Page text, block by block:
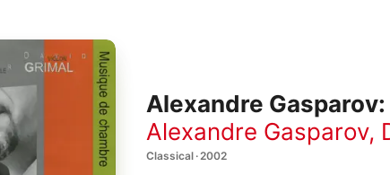
Alexandre
Alexandre Gasparov,
Classical · 2002